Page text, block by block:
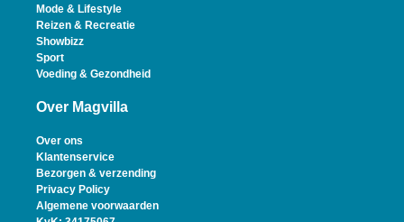
Mode & Lifestyle
Reizen & Recreatie
Showbizz
Sport
Voeding & Gezondheid
Over Magvilla
Over ons
Klantenservice
Bezorgen & verzending
Privacy Policy
Algemene voorwaarden